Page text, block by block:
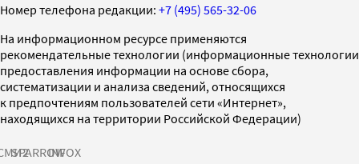
Номер телефона редакции: +7 (495) 565-32-06
На информационном ресурсе применяются
рекомендательные технологии (информационные технологии
предоставления информации на основе сбора,
систематизации и анализа сведений, относящихся
к предпочтениям пользователей сети «Интернет»,
находящихся на территории Российской Федерации)
SPARROWINFOX